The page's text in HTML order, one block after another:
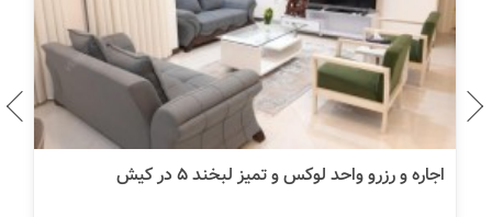
اجاره و رزرو واحد لوکس و تمیز لبخند 5 در کیش